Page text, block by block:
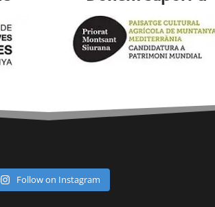
Follow on Instagram